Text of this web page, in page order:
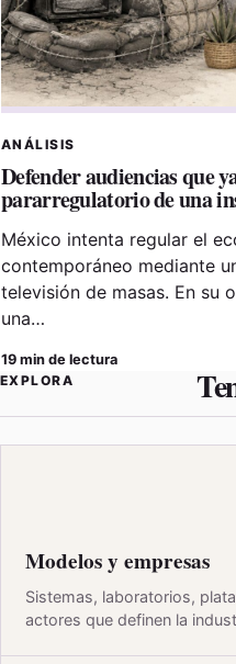
ANÁLISIS
Defender audiencias que
pararregulatorio de una
México intenta regular el
contemporáneo mediante
televisión de masas. En su
una…
19 min de lectura
EXPLORA
Modelos y empresas
Sistemas, laboratorios,
actores que definen la